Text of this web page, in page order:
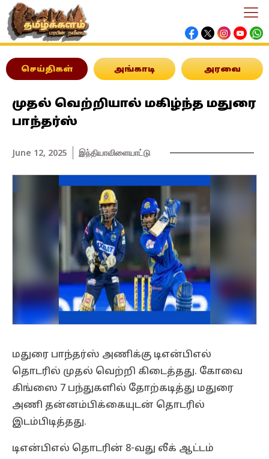
செய்திகள் அங்காடி அரவை
முதல் வெற்றியால் மகிழ்ந்த மதுரை
பாந்தர்ஸ்
June 12, 2025 இந்தியாவிளையாட்டு
மதுரை பாந்தர்ஸ் அணிக்கு டிஎன்பிஎல்
தொடரில் முதல் வெற்றி கிடைத்தது. கோவை
கிங்ஸை 7 பந்துகளில் தோற்கடித்து மதுரை
அணி தன்னம்பிக்கையுடன் தொடரில்
இடம்பிடித்தது.
டிஎன்பிஎல் தொடரின் 8-வது லீக் ஆட்டம்